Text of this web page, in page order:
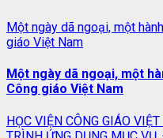
Một ngày dã ngoại, một
giáo Việt Nam
Một ngày dã ngoại, một
Công giáo Việt Nam
HỌC VIỆN CÔNG GIÁO